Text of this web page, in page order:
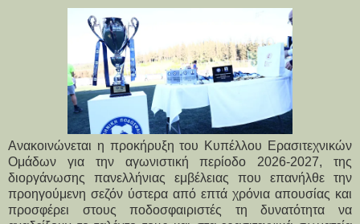
Ανακοινώνεται η προκήρυξη του Κυπέλλου Ερασιτεχνικών
Ομάδων για την αγωνιστική περίοδο 2026-2027, της
διοργάνωσης πανελλήνιας εμβέλειας που επανήλθε την
προηγούμενη σεζόν ύστερα από επτά χρόνια απουσίας και
προσφέρει στους ποδοσφαιριστές τη δυνατότητα να